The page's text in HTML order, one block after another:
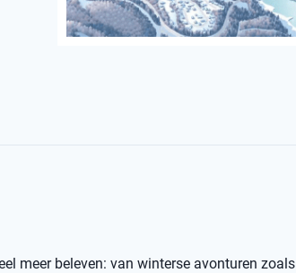
meer beleven: van winterse avonturen zoals